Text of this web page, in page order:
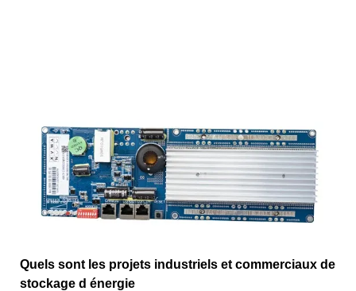
Quels sont les projets industriels et commerciaux de
stockage d énergie